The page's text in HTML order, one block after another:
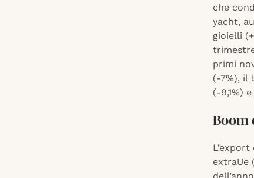
che
yacht,
gioielli
primi
(-7%), il
(-9,1%)
Boom
extraUe